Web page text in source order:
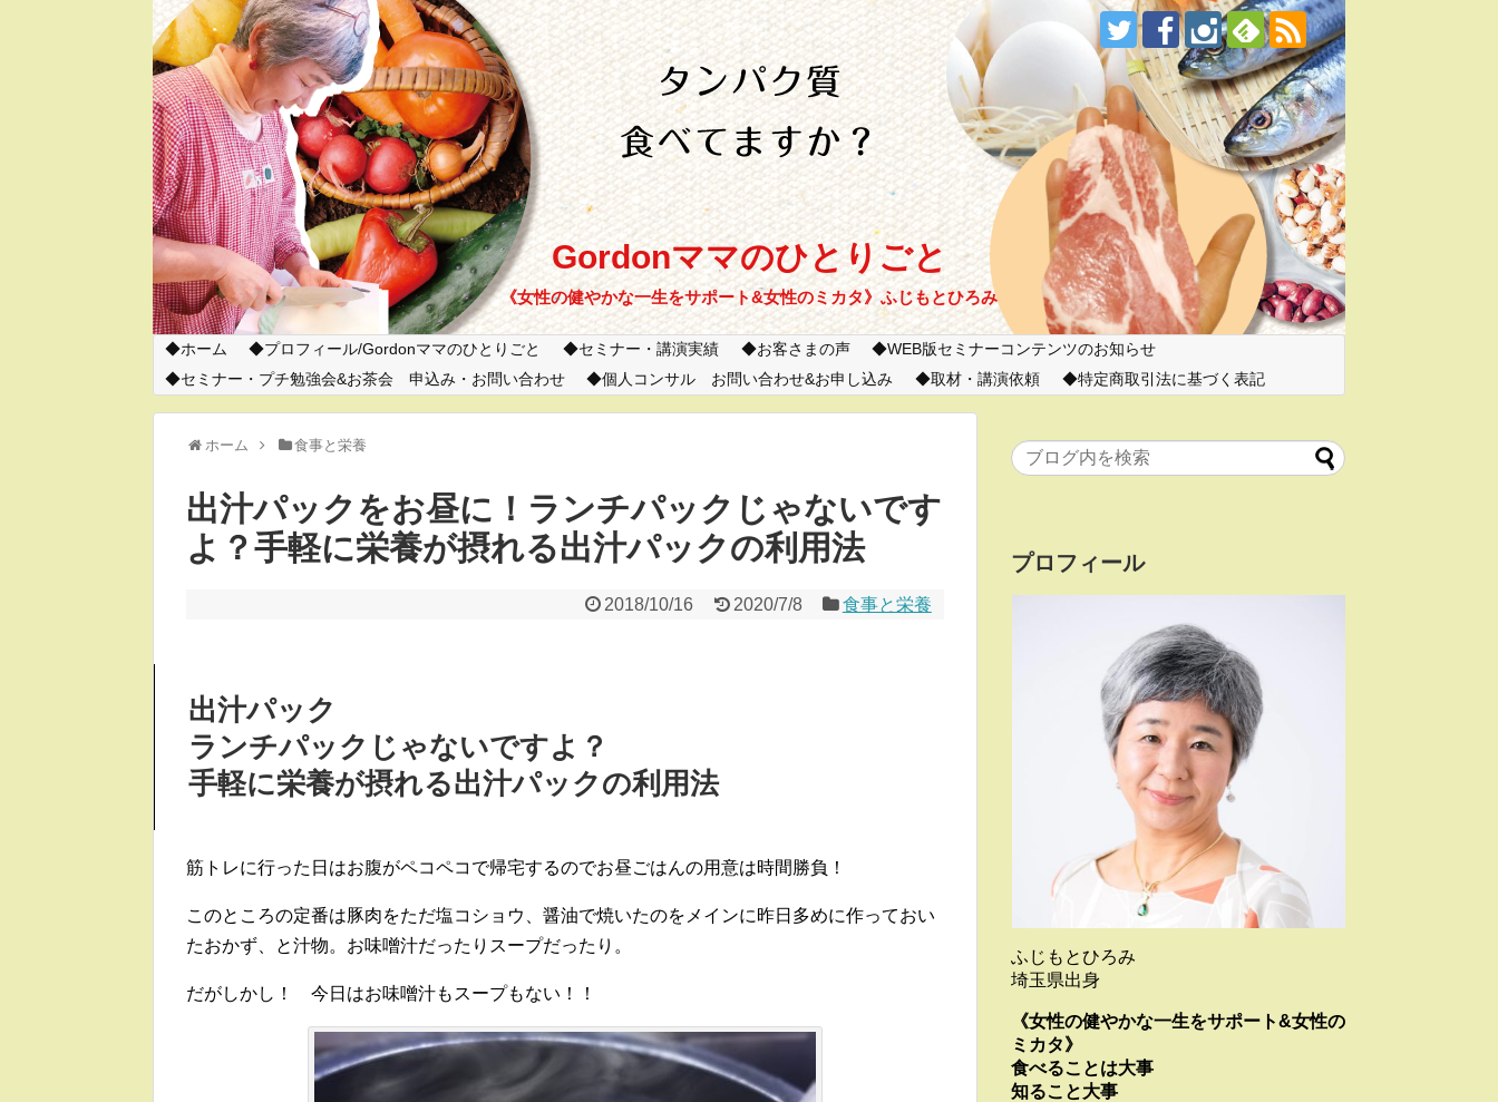
Gordonママのひとりごと
《女性の健やかな一生をサポート&女性のミカタ》ふじもとひろみ
ホーム プロフィール/Gordonママのひとりごと セミナー・講演実績 お客さまの声
WEB版セミナーコンテンツのお知らせ
セミナー・プチ勉強会&お茶会 申込み・お問い合わせ
個人コンサル お問い合わせ&お申し込み 取材・講演依頼 特定商取引法に基づく表記
ホーム 食事と栄養
出汁パックをお昼に！ランチパックじゃないです
よ？手軽に栄養が摂れる出汁パックの利用法
2018/10/16 2020/7/8 食事と栄養
出汁パック
ランチパックじゃないですよ？
手軽に栄養が摂れる出汁パックの利用法
筋トレに行った日はお腹がペコペコで帰宅するのでお昼ごはんの用意は時間勝負！
このところの定番は豚肉をただ塩コショウ、醤油で焼いたのをメインに昨日多めに作っておい
たおかず、と汁物。お味噌汁だったりスープだったり。
だがしかし！ 今日はお味噌汁もスープもない！！
プロフィール
ふじもとひろみ
埼玉県出身
《女性の健やかな一生をサポート&女性の
ミカタ》
食べることは大事
知ること大事